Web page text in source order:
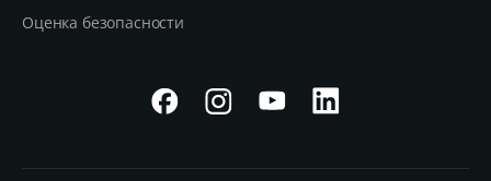
Оценка безопасности